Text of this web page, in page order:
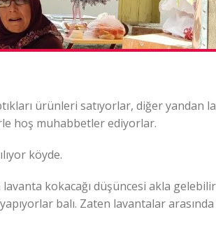
ürünleri satıyorlar, diğer yandan
hoş muhabbetler ediyorlar.
köyde.
lavanta kokacağı düşüncesi akla
balı. Zaten lavantalar